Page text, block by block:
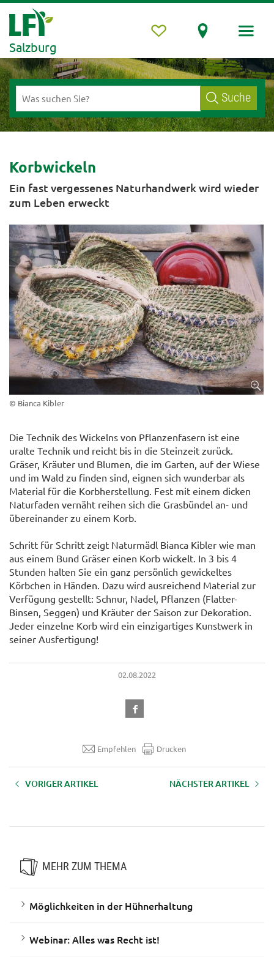
Salzburg
Suche
Korbwickeln
Ein fast vergessenes Naturhandwerk wird wieder
zum Leben erweckt
© Bianca Kibler
Die Technik des Wickelns von Pflanzenfasern ist eine
uralte Technik und reicht bis in die Steinzeit zurück.
Gräser, Kräuter und Blumen, die im Garten, auf der Wiese
und im Wald zu finden sind, eignen sich wunderbar als
Material für die Korbherstellung. Fest mit einem dicken
Naturfaden vernäht reihen sich die Grasbündel an- und
übereinander zu einem Korb.
Schritt für Schritt zeigt Naturmädl Bianca Kibler wie man
aus einem Bund Gräser einen Korb wickelt. In 3 bis 4
Stunden halten Sie ein ganz persönlich gewickeltes
Körbchen in Händen. Dazu wird ausreichend Material zur
Verfügung gestellt: Schnur, Nadel, Pflanzen (Flatter-
Binsen, Seggen) und Kräuter der Saison zur Dekoration.
Jeder einzelne Korb wird ein einzigartiges Kunstwerk in
seiner Ausfertigung!
02.08.2022
Empfehlen Drucken
VORIGER ARTIKEL NÄCHSTER ARTIKEL
MEHR ZUM THEMA
Möglichkeiten in der Hühnerhaltung
Webinar: Alles was Recht ist!